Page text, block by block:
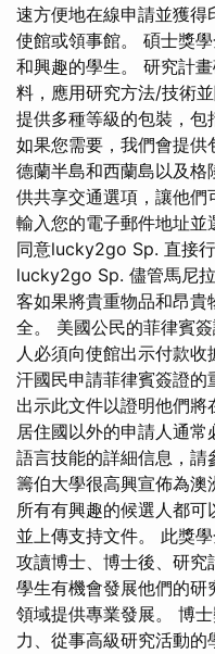
速方便地在線申請並獲得
使館或領事館。 碩士獎
和興趣的學生。 研究計
料，應用研究方法/技術
提供多種等級的包裝，包
如果您需要，我們會提供
德蘭半島和西蘭島以及
供共享交通選項，讓他們
輸入您的電子郵件地址並
同意lucky2go Sp. 直接
lucky2go Sp. 儘管馬尼
客如果將貴重物品和昂
全。 美國公民的菲律賓
人必須向使館出示付款
汗國民申請菲律賓簽證
出示此文件以證明他們
居住國以外的申請人通
語言技能的詳細信息，請
籌伯大學很高興宣佈為澳
所有有興趣的候選人都
並上傳支持文件。 此獎
攻讀博士、博士後、研
學生有機會發展他們的研
領域提供專業發展。 博
力、從事高級研究活動